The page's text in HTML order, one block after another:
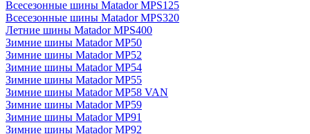
Всесезонные шины Matador MPS125
Всесезонные шины Matador MPS320
Летние шины Matador MPS400
Зимние шины Matador MP50
Зимние шины Matador MP52
Зимние шины Matador MP54
Зимние шины Matador MP55
Зимние шины Matador MP58 VAN
Зимние шины Matador MP59
Зимние шины Matador MP91
Зимние шины Matador MP92